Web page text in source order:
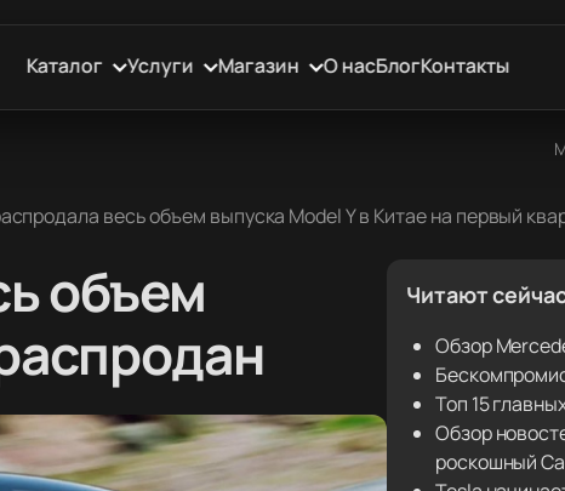
Каталог Услуги Магазин О насБлогКонтакты
весь объем выпуска Model Y в Китае на первый
объем
Читают
Обзор
Топ 15
Обзор
роскошный